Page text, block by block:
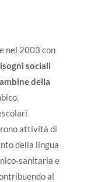
nel 2003 con
sociali
della
attività di
della lingua
sanitaria e
al